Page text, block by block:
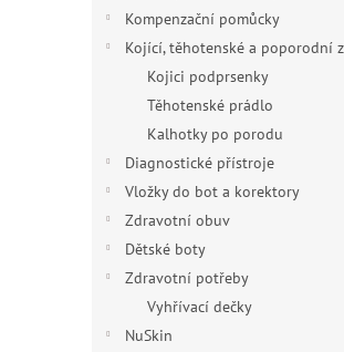
Kompenzační pomůcky
Kojící, těhotenské a poporodní
Kojici podprsenky
Těhotenské prádlo
Kalhotky po porodu
Diagnostické přístroje
Vložky do bot a korektory
Zdravotní obuv
Dětské boty
Zdravotní potřeby
Vyhřívací dečky
NuSkin